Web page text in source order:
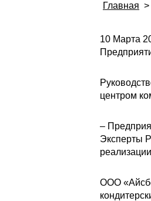
Главная >
10 Марта
центром
–
Эксперты
ООО